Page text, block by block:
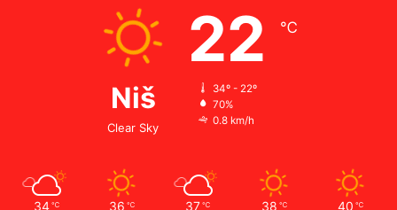
Niš
Clear Sky
22 ℃
34º - 22º
70%
0.8 km/h
34 ℃ 36 ℃ 37 ℃ 38 ℃ 40 ℃